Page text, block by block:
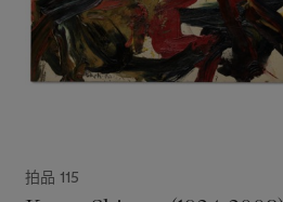
at the
his
can be
capital
拍品 115